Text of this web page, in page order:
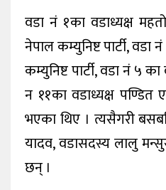
वडा नं १का वडाध्यक्ष
नेपाल कम्युनिष्ट पार्टी,
कम्युनिष्ट पार्टी, वडा नं ५
न ११का वडाध्यक्ष पण्डित
भएका थिए । त्यसैगरी
यादव, वडासदस्य लालु
छन् ।